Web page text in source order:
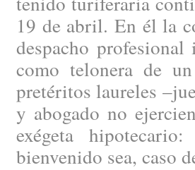
19 de abril. En él la
despacho
como telonera de
pretéritos laureles
y abogado no
exégeta
bienvenido sea, caso